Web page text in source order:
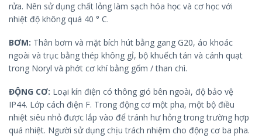
rửa. Nên sử dụng chất lỏng làm sạch hóa học và cơ học với
nhiệt độ không quá 40 ° C.
BƠM: Thân bơm và mặt bích hút bằng gang G20, áo khoác
ngoài và trục bằng thép không gỉ, bộ khuếch tán và cánh quạt
trong Noryl và phớt cơ khí bằng gốm / than chì.
ĐỘNG CƠ: Loại kín điện có thông gió bên ngoài, độ bảo vệ
IP44. Lớp cách điện F. Trong động cơ một pha, một bộ điều
nhiệt siêu nhỏ được lắp vào để tránh hư hỏng trong trường hợp
quá nhiệt. Người sử dụng chịu trách nhiệm cho động cơ ba pha.